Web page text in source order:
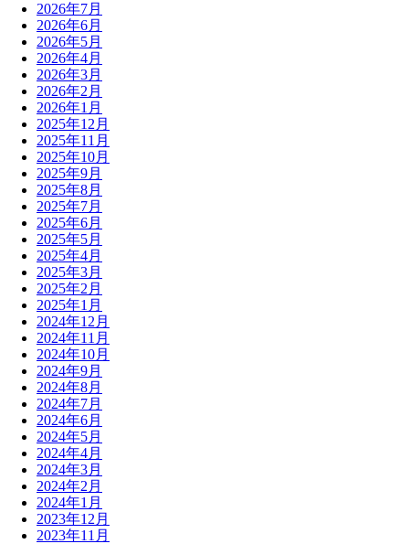
2026年7月
2026年6月
2026年5月
2026年4月
2026年3月
2026年2月
2026年1月
2025年12月
2025年11月
2025年10月
2025年9月
2025年8月
2025年7月
2025年6月
2025年5月
2025年4月
2025年3月
2025年2月
2025年1月
2024年12月
2024年11月
2024年10月
2024年9月
2024年8月
2024年7月
2024年6月
2024年5月
2024年4月
2024年3月
2024年2月
2024年1月
2023年12月
2023年11月